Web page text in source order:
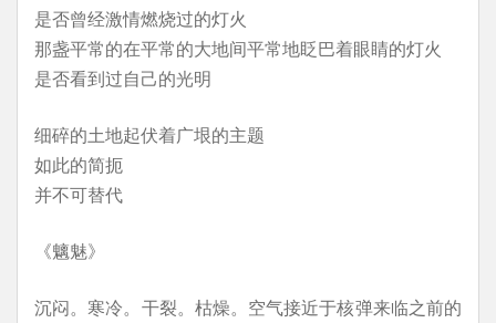
是否曾经激情燃烧过的灯火
那盏平常的在平常的大地间平常地眨巴着眼睛的灯火
是否看到过自己的光明
细碎的土地起伏着广垠的主题
如此的简扼
并不可替代
《魑魅》
沉闷。寒冷。干裂。枯燥。空气接近于核弹来临之前的